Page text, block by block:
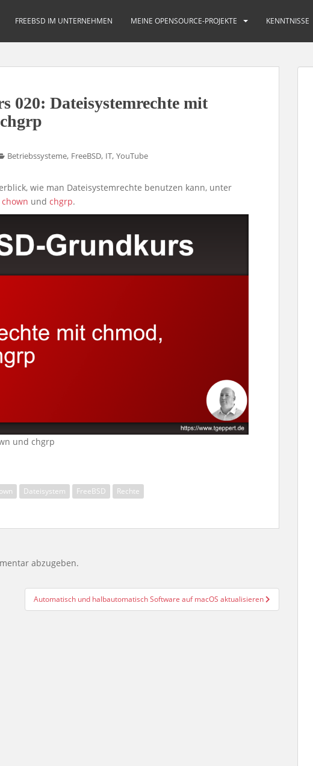
FREEBSD IM UNTERNEHMEN MEINE OPENSOURCE-PROJEKTE KENNTNISSE
020: Dateisystemrechte mit
Betriebssysteme, FreeBSD, IT, YouTube
wie man Dateisystemrechte benutzen kann, unter
chown und chgrp.
und chgrp
Dateisystem FreeBSD Rechte
abzugeben.
Automatisch und halbautomatisch Software auf macOS aktualisieren